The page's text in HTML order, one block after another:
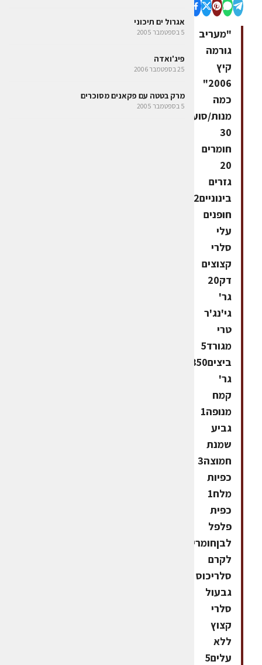
"מעריב
גורמה
קיץ
2006"
כמה
מנות/סועדים:
30
חומרים
20
גזרים
בינוניים2
חופנים
עלי
סלרי
קצוצים
דק20
גר'
גי'נג'ר
טרי
מגורד5
ביצים350
גר'
קמח
מנופה1
גביע
שמנת
חמוצה3
כפיות
מלח1
כפית
פלפל
לבןחומרים
לקרם
סלריכוס
גבעול
סלרי
קצוץ
ללא
עלים5
אגרול ים תיכוני
5 בספטמבר 2005
פיג'ואדה
25 בספטמבר 2006
מרק בטטה עם פקאנים מסוכרים
5 בספטמבר 2005